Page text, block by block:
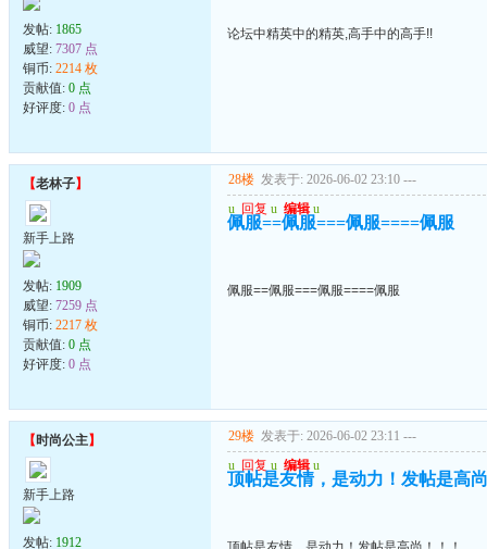
发帖: 1865
威望: 7307 点
铜币: 2214 枚
贡献值: 0 点
好评度: 0 点
论坛中精英中的精英,高手中的高手!!
【老林子】
新手上路
发帖: 1909
威望: 7259 点
铜币: 2217 枚
贡献值: 0 点
好评度: 0 点
28楼 发表于: 2026-06-02 23:10 ---
u 回复 u 编辑 u
佩服==佩服===佩服====佩服
佩服==佩服===佩服====佩服
【时尚公主】
新手上路
发帖: 1912
29楼 发表于: 2026-06-02 23:11 ---
u 回复 u 编辑 u
顶帖是友情，是动力！发帖是高